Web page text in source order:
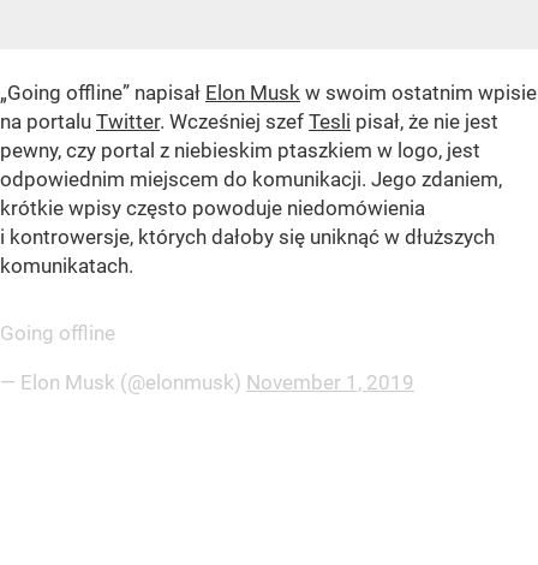
„Going offline” napisał Elon Musk w swoim ostatnim wpisie
na portalu Twitter. Wcześniej szef Tesli pisał, że nie jest
pewny, czy portal z niebieskim ptaszkiem w logo, jest
odpowiednim miejscem do komunikacji. Jego zdaniem,
krótkie wpisy często powoduje niedomówienia
i kontrowersje, których dałoby się uniknąć w dłuższych
komunikatach.
Going offline
— Elon Musk (@elonmusk) November 1, 2019